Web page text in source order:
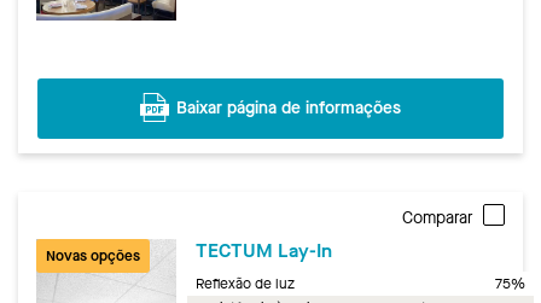
Baixar página de informações
Comparar
Novas opções TECTUM Lay-In
Reflexão de luz
75%